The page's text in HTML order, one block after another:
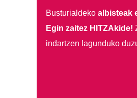
Busturialdeko albisteak
Egin zaitez HITZAkide!
indartzen lagunduko